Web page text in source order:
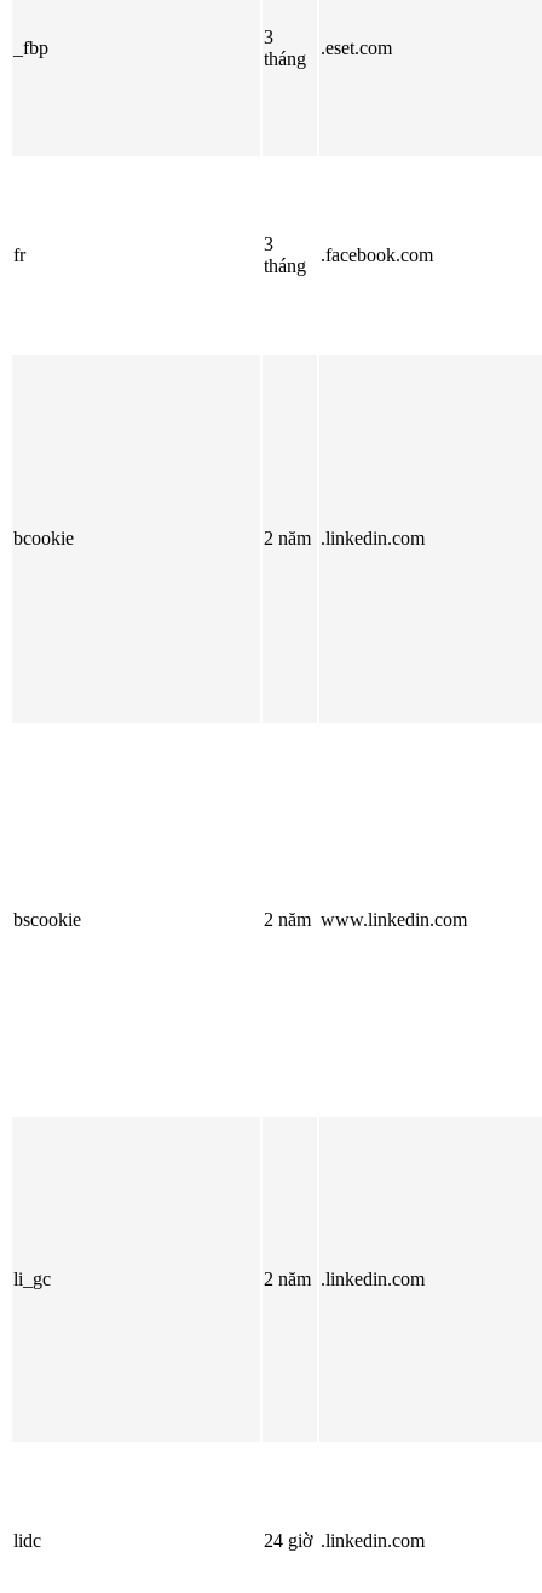
_fbp
3
tháng
.eset.com
fr
3
tháng
.facebook.com
bcookie 2 năm .linkedin.com
bscookie 2 năm www.linkedin.com
li_gc 2 năm .linkedin.com
lidc 24 giờ .linkedin.com